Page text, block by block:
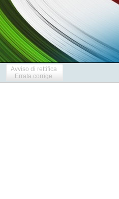
Avviso di rettifica
Errata corrige